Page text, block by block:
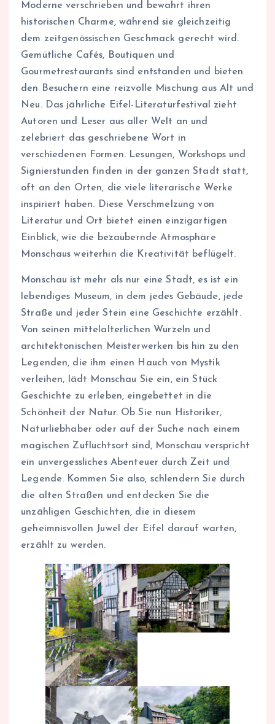
Moderne verschrieben und bewahrt ihren
historischen Charme, während sie gleichzeitig
dem zeitgenössischen Geschmack gerecht wird.
Gemütliche Cafés, Boutiquen und
Gourmetrestaurants sind entstanden und bieten
den Besuchern eine reizvolle Mischung aus Alt und
Neu. Das jährliche Eifel-Literaturfestival zieht
Autoren und Leser aus aller Welt an und
zelebriert das geschriebene Wort in
verschiedenen Formen. Lesungen, Workshops und
Signierstunden finden in der ganzen Stadt statt,
oft an den Orten, die viele literarische Werke
inspiriert haben. Diese Verschmelzung von
Literatur und Ort bietet einen einzigartigen
Einblick, wie die bezaubernde Atmosphäre
Monschaus weiterhin die Kreativität beflügelt.
Monschau ist mehr als nur eine Stadt, es ist ein
lebendiges Museum, in dem jedes Gebäude, jede
Straße und jeder Stein eine Geschichte erzählt.
Von seinen mittelalterlichen Wurzeln und
architektonischen Meisterwerken bis hin zu den
Legenden, die ihm einen Hauch von Mystik
verleihen, lädt Monschau Sie ein, ein Stück
Geschichte zu erleben, eingebettet in die
Schönheit der Natur. Ob Sie nun Historiker,
Naturliebhaber oder auf der Suche nach einem
magischen Zufluchtsort sind, Monschau verspricht
ein unvergessliches Abenteuer durch Zeit und
Legende. Kommen Sie also, schlendern Sie durch
die alten Straßen und entdecken Sie die
unzähligen Geschichten, die in diesem
geheimnisvollen Juwel der Eifel darauf warten,
erzählt zu werden.